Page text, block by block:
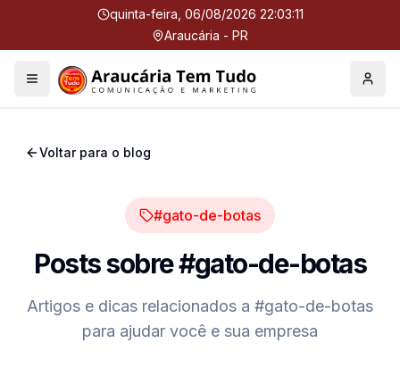
quinta-feira, 06/08/2026 22:03:11
Araucária - PR
Menu Perfil
Voltar para o blog
#gato-de-botas
Posts sobre#gato-de-botas
Artigos e dicas relacionados a #gato-de-botas
para ajudar você e sua empresa